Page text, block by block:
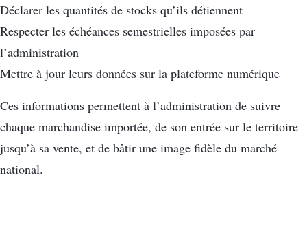
Déclarer les quantités de stocks qu’ils détiennent
Respecter les échéances semestrielles imposées par
l’administration
Mettre à jour leurs données sur la plateforme numérique
Ces informations permettent à l’administration de suivre
chaque marchandise importée, de son entrée sur le territoire
jusqu’à sa vente, et de bâtir une image fidèle du marché
national.